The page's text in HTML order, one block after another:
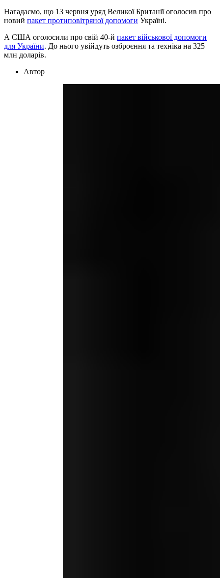
Нагадаємо, що 13 червня уряд Великої Британії оголосив про
новий пакет протиповітряної допомоги Україні.
А США оголосили про свій 40-й пакет військової допомоги
для України. До нього увійдуть озброєння та техніка на 325
млн доларів.
Автор